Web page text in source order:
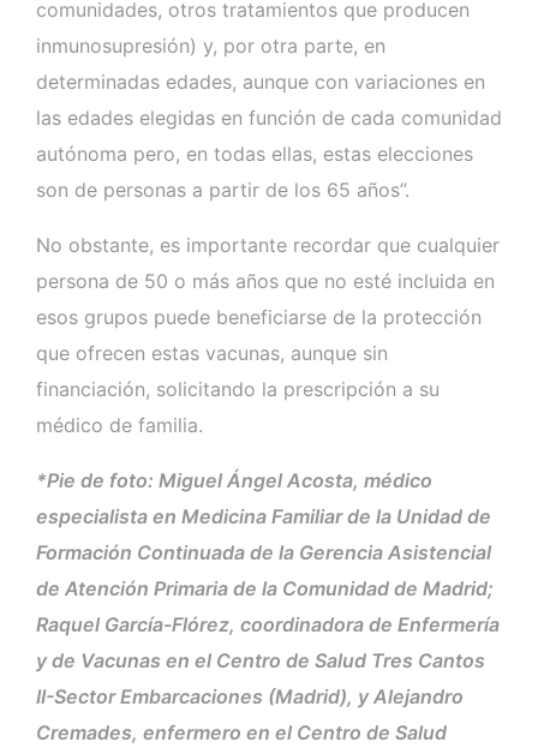
comunidades, otros tratamientos que producen
inmunosupresión) y, por otra parte, en
determinadas edades, aunque con variaciones en
las edades elegidas en función de cada comunidad
autónoma pero, en todas ellas, estas elecciones
son de personas a partir de los 65 años”.
No obstante, es importante recordar que cualquier
persona de 50 o más años que no esté incluida en
esos grupos puede beneficiarse de la protección
que ofrecen estas vacunas, aunque sin
financiación, solicitando la prescripción a su
médico de familia.
*Pie de foto: Miguel Ángel Acosta, médico
especialista en Medicina Familiar de la Unidad de
Formación Continuada de la Gerencia Asistencial
de Atención Primaria de la Comunidad de Madrid;
Raquel García-Flórez, coordinadora de Enfermería
y de Vacunas en el Centro de Salud Tres Cantos
II-Sector Embarcaciones (Madrid), y Alejandro
Cremades, enfermero en el Centro de Salud